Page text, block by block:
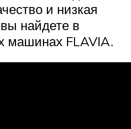
и низкая
найдете в
машинах FLAVIA.